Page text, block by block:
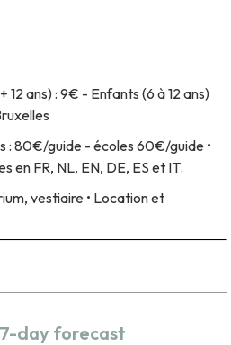
ans) : 9€ - Enfants (6 à 12 ans)
: 80€/guide - écoles 60€/guide •
en FR, NL, EN, DE, ES et IT.
vestiaire • Location et
7-day forecast